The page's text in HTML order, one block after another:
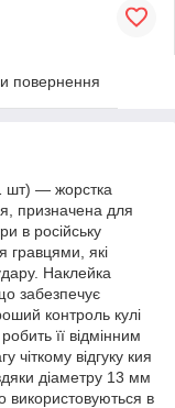
повернення
шт) — жорстка
призначена для
в російську
гравцями, які
Наклейка
забезпечує
контроль кулі
її відмінним
чіткому відгуку кия
діаметру 13 мм
використовуються в